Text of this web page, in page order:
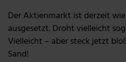
Der Aktienmarkt ist derzeit
ausgesetzt. Droht vielleicht
Vielleicht – aber steck jetzt
Sand!